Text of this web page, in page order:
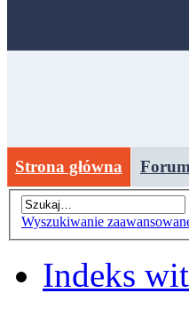
Strona główna Forum
Wyszukiwanie
Indeks